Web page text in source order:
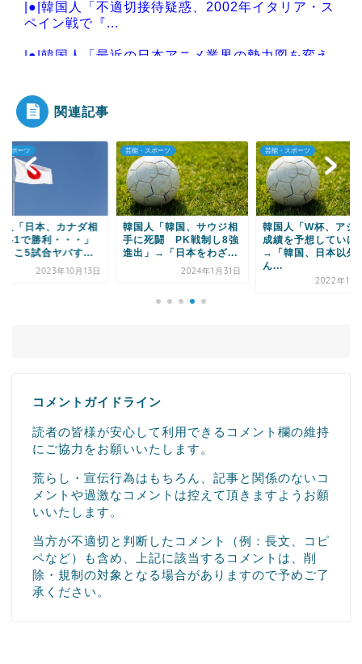
|●|韓国人「不適切接待疑惑、2002年イタリア・ス
ペイン戦で『...
|●|韓国人「最近の日本アニメ業界の勢力図を変え
Powered by livedoor 相互RSS
関連記事
スポーツ
人「日本、カナダ相
4-1で勝利・・・」
こ5試合ヤバす...
2023年10月13日
芸能・スポーツ
韓国人「韓国、サウジ相
手に死闘 PK戦制し8強
進出」→「日本をわざ...
2024年1月31日
芸能・スポーツ
韓国人「W杯、アジ
成績を予想していけ
→「韓国、日本以外
ん...
2022年11
コメントガイドライン
読者の皆様が安心して利用できるコメント欄の維持
にご協力をお願いいたします。
荒らし・宣伝行為はもちろん、記事と関係のないコ
メントや過激なコメントは控えて頂きますようお願
いいたします。
当方が不適切と判断したコメント（例：長文、コピ
ペなど）も含め、上記に該当するコメントは、削
除・規制の対象となる場合がありますので予めご了
承ください。